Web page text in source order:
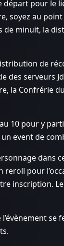
départ pour le
soyez au
minuit, la
de
des serveurs
la Confrérie
10 pour y
event de
dans
pour
inscription.
se